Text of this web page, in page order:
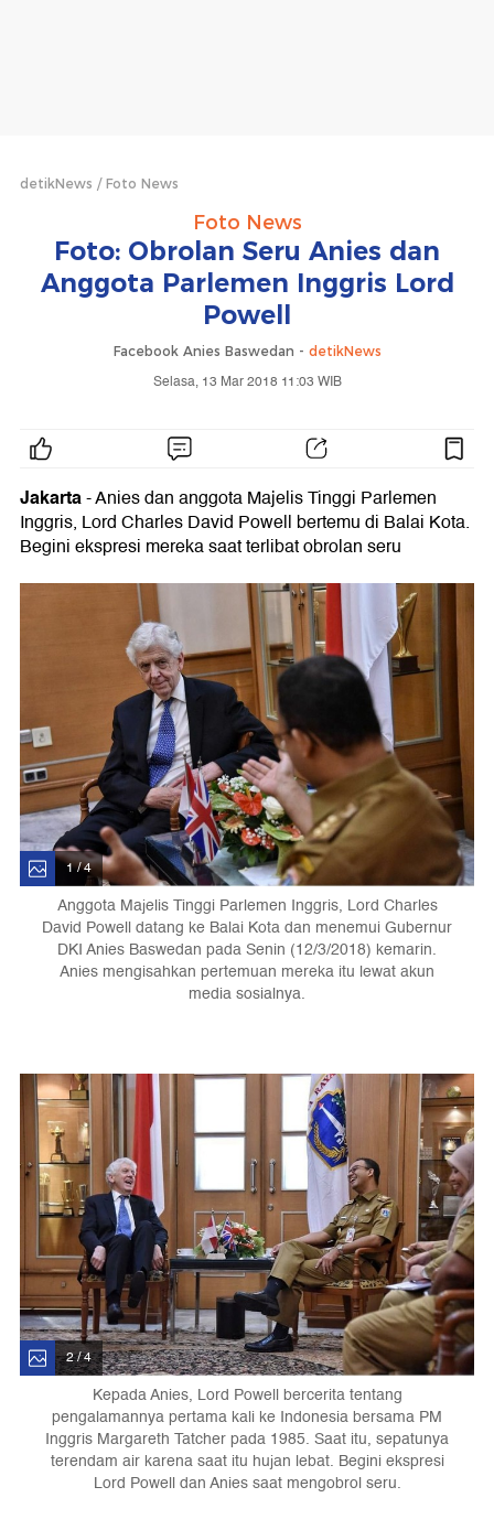
detikNews Foto News
Foto News
Foto: Obrolan Seru Anies dan
Anggota Parlemen Inggris Lord
Powell
Facebook Anies Baswedan - detikNews
Selasa, 13 Mar 2018 11:03 WIB
Jakarta- Anies dan anggota Majelis Tinggi Parlemen
Inggris, Lord Charles David Powell bertemu di Balai Kota.
Begini ekspresi mereka saat terlibat obrolan seru
1 / 4
Anggota Majelis Tinggi Parlemen Inggris, Lord Charles
David Powell datang ke Balai Kota dan menemui Gubernur
DKI Anies Baswedan pada Senin (12/3/2018) kemarin.
Anies mengisahkan pertemuan mereka itu lewat akun
media sosialnya.
2 / 4
Kepada Anies, Lord Powell bercerita tentang
pengalamannya pertama kali ke Indonesia bersama PM
Inggris Margareth Tatcher pada 1985. Saat itu, sepatunya
terendam air karena saat itu hujan lebat. Begini ekspresi
Lord Powell dan Anies saat mengobrol seru.